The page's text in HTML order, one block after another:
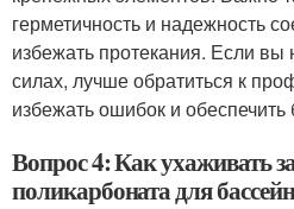
герметичность и надежность
избежать протекания. Если
силах, лучше обратиться к
избежать ошибок и обеспечить
Вопрос 4: Как ухаживать
поликарбоната для